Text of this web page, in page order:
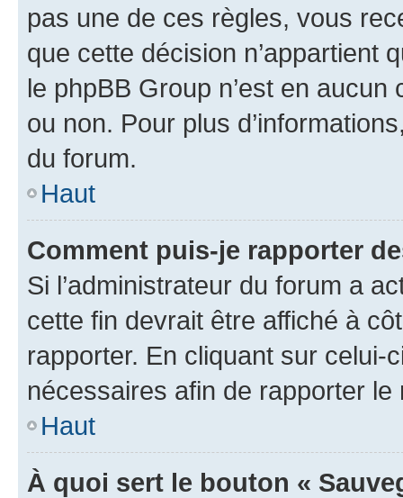
pas une de ces règles, vous
que cette décision n’appartient
le phpBB Group n’est en
ou non. Pour plus
du forum.
Haut
Comment puis-je rapporter
Si l’administrateur du forum a
cette fin devrait être affiché à
rapporter. En cliquant sur
nécessaires afin de rapporter le
Haut
À quoi sert le bouton «